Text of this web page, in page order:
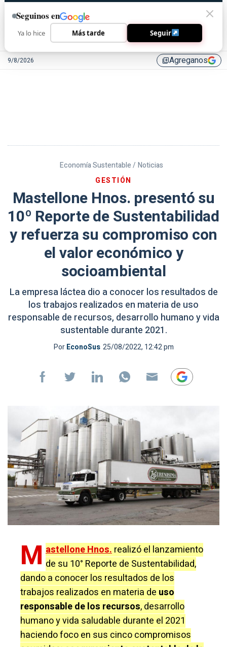
9/8/2026 library_addAgreganos
Economía Sustentable / Noticias
GESTIÓN
Mastellone Hnos. presentó su
10º Reporte de Sustentabilidad
y refuerza su compromiso con
el valor económico y
socioambiental
La empresa láctea dio a conocer los resultados de
los trabajos realizados en materia de uso
responsable de recursos, desarrollo humano y vida
sustentable durante 2021.
PorEconoSus 25/08/2022, 12:42 pm
M astellone Hnos.realizó el lanzamiento
de su 10° Reporte de Sustentabilidad,
dando a conocer los resultados de los
trabajos realizados en materia de uso
responsable de los recursos, desarrollo
humano y vida saludable durante el 2021
haciendo foco en sus cinco compromisos
Seguinos en
Ya lo hice Más tarde Seguir